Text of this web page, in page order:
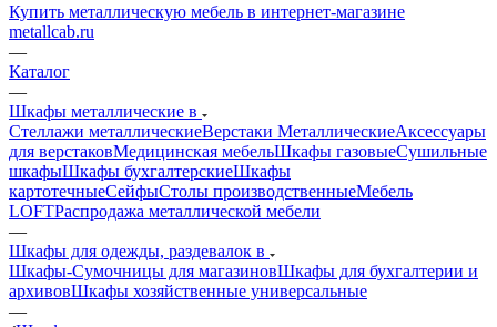
Купить металлическую мебель в интернет-магазине
metallcab.ru
—
Каталог
—
Шкафы металлические в
Стеллажи металлическиеВерстаки МеталлическиеАксессуары
для верстаковМедицинская мебельШкафы газовыеСушильные
шкафыШкафы бухгалтерскиеШкафы
картотечныеСейфыСтолы производственныеМебель
LOFTРаспродажа металлической мебели
—
Шкафы для одежды, раздевалок в
Шкафы-Сумочницы для магазиновШкафы для бухгалтерии и
архивовШкафы хозяйственные универсальные
—